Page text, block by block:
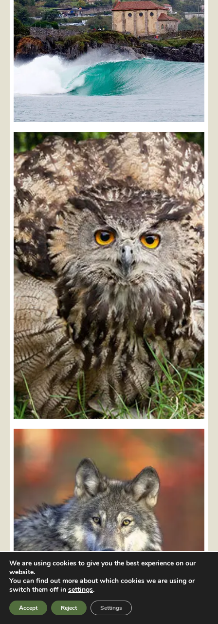
We are using cookies to give you the best experience on our
website.
You can find out more about which cookies we are using or
switch them off in settings.
Accept Reject Settings